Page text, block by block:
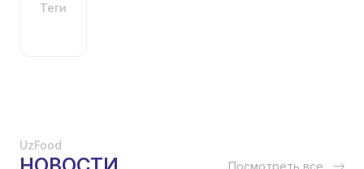
Теги
UzFood
Посмотреть все